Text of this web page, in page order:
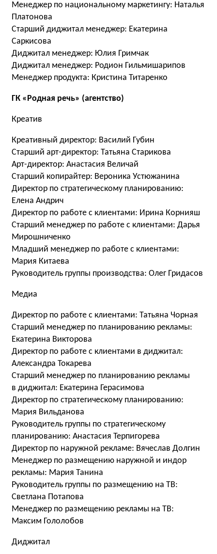
Менеджер по национальному маркетингу: Наталья
Платонова
Старший диджитал менеджер: Екатерина
Саркисова
Диджитал менеджер: Юлия Гримчак
Диджитал менеджер: Родион Гильмишарипов
Менеджер продукта: Кристина Титаренко
ГК «Родная речь» (агентство)
Креатив
Креативный директор: Василий Губин
Старший арт-директор: Татьяна Старикова
Арт-директор: Анастасия Величай
Старший копирайтер: Вероника Устюжанина
Директор по стратегическому планированию:
Елена Андрич
Директор по работе с клиентами: Ирина Корнияш
Старший менеджер по работе с клиентами: Дарья
Мирошниченко
Младший менеджер по работе с клиентами:
Мария Китаева
Руководитель группы производства: Олег Гридасов
Медиа
Директор по работе с клиентами: Татьяна Чорная
Старший менеджер по планированию рекламы:
Екатерина Викторова
Директор по работе с клиентами в диджитал:
Александра Токарева
Старший менеджер по планированию рекламы
в диджитал: Екатерина Герасимова
Директор по стратегическому планированию:
Мария Вильданова
Руководитель группы по стратегическому
планированию: Анастасия Терпигорева
Директор по наружной рекламе: Вячеслав Долгин
Менеджер по размещению наружной и индор
рекламы: Мария Танина
Руководитель группы по размещению на ТВ:
Светлана Потапова
Менеджер по размещению рекламы на ТВ:
Максим Гололобов
Диджитал